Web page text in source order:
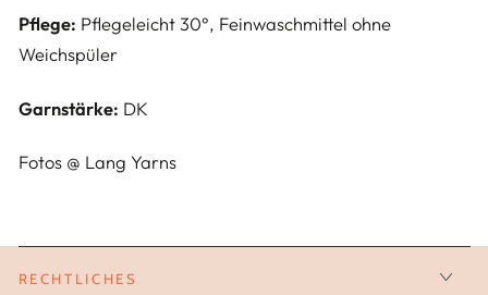
Pflege: Pflegeleicht 30°, Feinwaschmittel ohne
Weichspüler
Garnstärke: DK
Fotos @ Lang Yarns
RECHTLICHES